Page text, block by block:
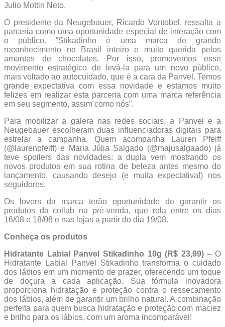
Julio Mottin Neto.
O presidente da Neugebauer, Ricardo Vontobel, ressalta a
parceria como uma oportunidade especial de interação com
o público. “Stikadinho é uma marca de grande
reconhecimento no Brasil inteiro e muito querida pelos
amantes de chocolates. Por isso, promovemos esse
movimento estratégico de levá-la para um novo público,
mais voltado ao autocuidado, que é a cara da Panvel. Temos
grande expectativa com essa novidade e estamos muito
felizes em realizar esta parceria com uma marca referência
em seu segmento, assim como nós”.
Para mobilizar a galera nas redes sociais, a Panvel e a
Neugebauer escolheram duas influenciadoras digitais para
estrelar a campanha. Quem acompanha Lauren Pfeiff
(@laurenpfeiff) e Maria Júlia Salgado (@majusalgaado) já
teve spoilers das novidades: a dupla vem mostrando os
novos produtos em sua rotina de beleza antes mesmo do
lançamento, causando desejo (e muita expectativa!) nos
seguidores.
Os lovers da marca terão oportunidade de garantir os
produtos da collab na pré-venda, que rola entre os dias
16/08 e 18/08 e nas lojas a partir do dia 19/08.
Conheça os produtos
Hidratante Labial Panvel Stikadinho 10g (R$ 23,99)– O
Hidratante Labial Panvel Stikadinho transforma o cuidado
dos lábios em um momento de prazer, oferecendo um toque
de doçura a cada aplicação. Sua fórmula inovadora
proporciona hidratação e proteção contra o ressecamento
dos lábios, além de garantir um brilho natural. A combinação
perfeita para quem busca hidratação e proteção com maciez
e brilho para os lábios, com um aroma incomparável!